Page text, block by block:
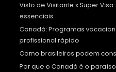
Visto de Visitante x Super
essenciais
Canadá: Programas
profissional rápido
Como brasileiros podem
Por que o Canadá é o